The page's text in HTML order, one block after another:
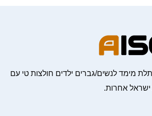
מימד לנשים/גברים ילדים חולצות טי עם
ישראל אחרות.